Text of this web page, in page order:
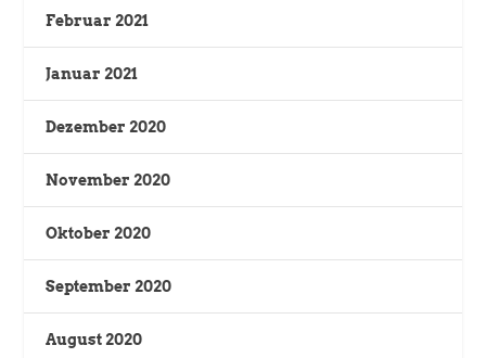
Februar 2021
Januar 2021
Dezember 2020
November 2020
Oktober 2020
September 2020
August 2020